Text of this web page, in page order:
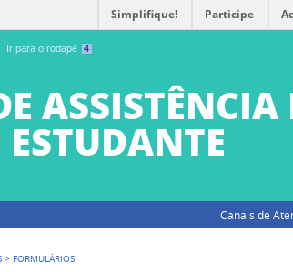
Ir para o rodapé 4
Simplifique! Participe
ASSISTÊNCIA
Canais de
> FORMULÁRIOS